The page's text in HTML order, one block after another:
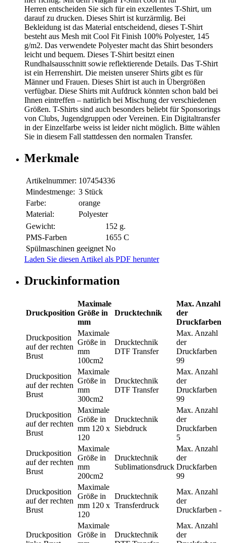
Herren entscheiden Sie sich für ein exzellentes T-Shirt, um
darauf zu drucken. Dieses Shirt ist kurzärmlig. Bei
Bekleidung ist das Material entscheidend, dieses T-Shirt
besteht aus Mesh mit Cool Fit Finish 100% Polyester, 145
g/m2. Das verwendete Polyester macht das Shirt besonders
leicht und bequem. Dieses T-Shirt besitzt einen
Rundhalsausschnitt sowie reflektierende Details. Das T-Shirt
ist ein Herrenshirt. Die meisten unserer Shirts gibt es für
Männer und Frauen. Dieses Shirt ist auch in Übergrößen
verfügbar. Diese Shirts mit Aufdruck könnten schon bald bei
Ihnen eintreffen – natürlich bei Mischung der verschiedenen
Größen. T-Shirts sind auch besonders beliebt für Sponsorings
von Clubs, Jugendgruppen oder Vereinen. Ein Digitaltransfer
in der Einzelfarbe weiss ist leider nicht möglich. Bitte wählen
Sie in diesem Fall stattdessen den normalen Transfer.
Merkmale
Artikelnummer: 107454336
Mindestmenge: 3 Stück
Farbe:
orange
Material:
Polyester
Gewicht:
152 g.
PMS-Farben
1655 C
Spülmaschinen geeignet No
Laden Sie diesen Artikel als PDF herunter
Druckinformation
Druckposition
Maximale
Größe in
mm
Drucktechnik
Max. Anzahl
der
Druckfarben
Druckposition
auf der rechten
Brust
Maximale
Größe in
mm
100cm2
Drucktechnik
DTF Transfer
Max. Anzahl
der
Druckfarben
99
Druckposition
auf der rechten
Brust
Maximale
Größe in
mm
300cm2
Drucktechnik
DTF Transfer
Max. Anzahl
der
Druckfarben
99
Druckposition
auf der rechten
Brust
Maximale
Größe in
mm 120 x
120
Drucktechnik
Siebdruck
Max. Anzahl
der
Druckfarben
5
Druckposition
auf der rechten
Brust
Maximale
Größe in
mm
200cm2
Drucktechnik
Sublimationsdruck
Max. Anzahl
der
Druckfarben
99
Druckposition
auf der rechten
Brust
Maximale
Größe in
mm 120 x
120
Drucktechnik
Transferdruck
Max. Anzahl
der
Druckfarben -
Druckposition
Maximale
Größe in
Drucktechnik
Max. Anzahl
der